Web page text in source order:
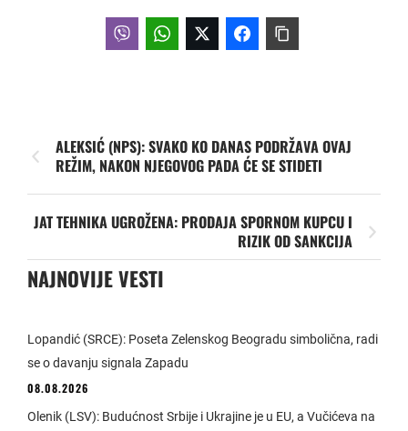
ALEKSIĆ (NPS): SVAKO KO DANAS PODRŽAVA OVAJ
REŽIM, NAKON NJEGOVOG PADA ĆE SE STIDETI
JAT TEHNIKA UGROŽENA: PRODAJA SPORNOM KUPCU I
RIZIK OD SANKCIJA
NAJNOVIJE VESTI
Lopandić (SRCE): Poseta Zelenskog Beogradu simbolična, radi
se o davanju signala Zapadu
08.08.2026
Olenik (LSV): Budućnost Srbije i Ukrajine je u EU, a Vučićeva na